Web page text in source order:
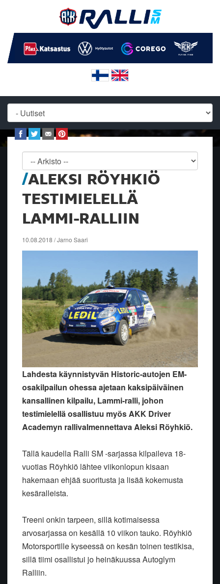
ALEKSI RÖYHKIÖ
TESTIMIELELLÄ
LAMMI-RALLIIN
10.08.2018 / Jarno Saari
Lahdesta käynnistyvän Historic-autojen EM-
osakilpailun ohessa ajetaan kaksipäiväinen
kansallinen kilpailu, Lammi-ralli, johon
testimielellä osallistuu myös AKK Driver
Academyn rallivalmennettava Aleksi Röyhkiö.
Tällä kaudella Ralli SM -sarjassa kilpaileva 18-
vuotias Röyhkiö lähtee viikonlopun kisaan
hakemaan ehjää suoritusta ja lisää kokemusta
kesäralleista.
Treeni onkin tarpeen, sillä kotimaisessa
arvosarjassa on kesällä 10 viikon tauko. Röyhkiö
Motorsportille kyseessä on kesän toinen testikisa,
sillä tiimi osallistui jo heinäkuussa Autoglym
Ralliin.